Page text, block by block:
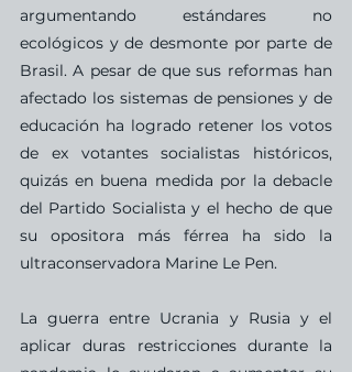
argumentando estándares no
ecológicos y de desmonte por parte de
Brasil. A pesar de que sus reformas han
afectado los sistemas de pensiones y de
educación ha logrado retener los votos
de ex votantes socialistas históricos,
quizás en buena medida por la debacle
del Partido Socialista y el hecho de que
su opositora más férrea ha sido la
ultraconservadora Marine Le Pen.
La guerra entre Ucrania y Rusia y el
aplicar duras restricciones durante la